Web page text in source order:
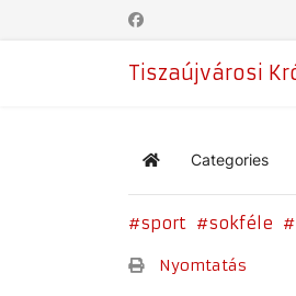
Tiszaújvárosi
Home Categories
sport sokféle
Nyomtatás